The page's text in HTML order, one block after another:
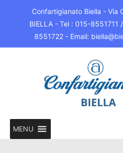
Confartigianato Biella - Via
BIELLA - Tel : 015-
8551722 - Email:
MENU